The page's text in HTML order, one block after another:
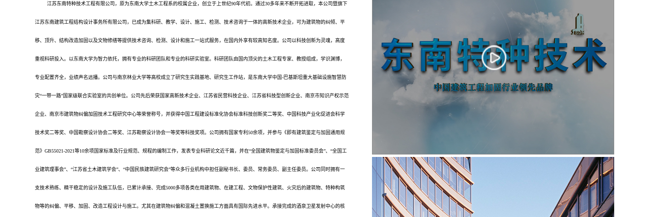
江苏东南特种技术工程有限公司，原为东南大学土木工程系的校属企业，创立于上世纪90年代初。通过30多年来不断开拓进取，本公司暨旗下
江苏东南建筑工程结构设计事务所有限公司，已成为集科研、教学、设计、施工、检测、技术咨询于一体的高新技术企业，可为建筑物的纠倾、平
移、顶升、结构改造加固以及文物修缮等提供技术咨询、检测、设计和施工一站式服务，在国内外享有较高知名度。公司以科技创新为灵魂，高度
重视科研投入。以东南大学为智力依托，拥有专业的科研团队和专业的科研实验室。科研团队由国内顶尖的土木工程专家、教授组成，学识渊博，
专业配置齐全，业绩声名远播。公司与南京林业大学等高校成立了研究生实践基地、研究生工作站，是东南大学中国-巴基斯坦重大基础设施智慧防
灾“一带一路”国家级联合实验室的共创单位。公司先后荣获国家高新技术企业、江苏省民营科技企业、江苏省科技型创新企业、南京市知识产权示范
企业、南京市建筑物纠偏加固技术工程研究中心等荣誉称号，并获得中国工程建设标准化协会标准科技创新奖二等奖、中国科技产业化促进会科学
技术奖二等奖、中国勘察设计协会二等奖、江苏勘察设计协会一等奖等科技奖项。公司拥有国家专利50余项，并参与《即有建筑鉴定与加固通用规
范》GB55021-2021等10余项国家标准及行业规范、规程的编制工作，发表专业科研论文近千篇，并在“全国建筑物鉴定与加固标准委员会”、“全国工
业建筑理事会”、“江苏省土木建筑学会”、“中国民族建筑研究会”等众多行业机构中担任副秘书长、委员、常务委员、副主任委员。公司同时拥有一
支技术熟练、精干稳定的设计及施工队伍，已累计承接、完成5000多项各类在用建筑物、在建工程、文物保护性建筑、火灾后的建筑物、特种构筑
物等的纠偏、平移、加固、改造工程设计与施工。尤其在建筑物纠偏和混凝土置换施工方面具有国际先进水平。承接完成的酒泉卫星发射中心的核